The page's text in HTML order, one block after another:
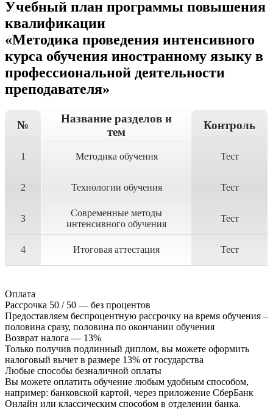
Учебный план программы повышения
квалификации
«Методика проведения интенсивного
курса обучения иностранному языку в
профессиональной деятельности
преподавателя»
№
Название разделов и
тем
Контроль
1 Методика обучения Тест
2 Технологии обучения Тест
3
Современные методы
интенсивного обучения
Тест
4 Итоговая аттестация Тест
Оплата
Рассрочка 50 / 50 — без процентов
Предоставляем беспроцентную рассрочку на время обучения –
половина сразу, половина по окончании обучения
Возврат налога — 13%
Только получив подлинный диплом, вы можете оформить
налоговый вычет в размере 13% от государства
Любые способы безналичной оплаты
Вы можете оплатить обучение любым удобным способом,
например: банковской картой, через приложение СберБанк
Онлайн или классическим способом в отделении банка.